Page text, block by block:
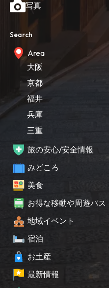
写真
Search
Area
大阪
京都
福井
兵庫
三重
旅の安心/安全情報
みどころ
美食
お得な移動や周遊パス
地域イベント
宿泊
お土産
最新情報